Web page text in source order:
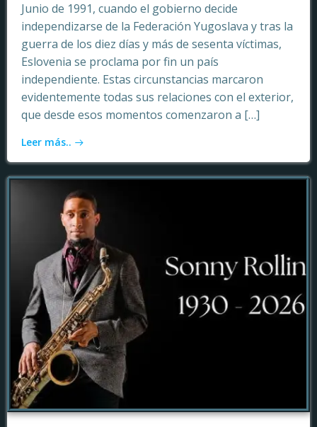
Junio de 1991, cuando el gobierno decide
independizarse de la Federación Yugoslava y tras la
guerra de los diez días y más de sesenta víctimas,
Eslovenia se proclama por fin un país
independiente. Estas circunstancias marcaron
evidentemente todas sus relaciones con el exterior,
que desde esos momentos comenzaron a […]
Leer más..